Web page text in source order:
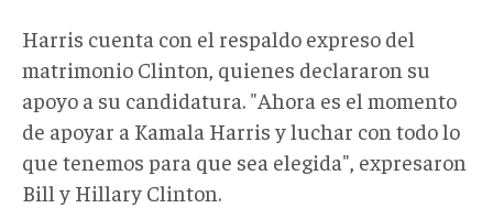
Harris cuenta con el respaldo expreso del
matrimonio Clinton, quienes declararon su
apoyo a su candidatura. "Ahora es el momento
de apoyar a Kamala Harris y luchar con todo lo
que tenemos para que sea elegida", expresaron
Bill y Hillary Clinton.